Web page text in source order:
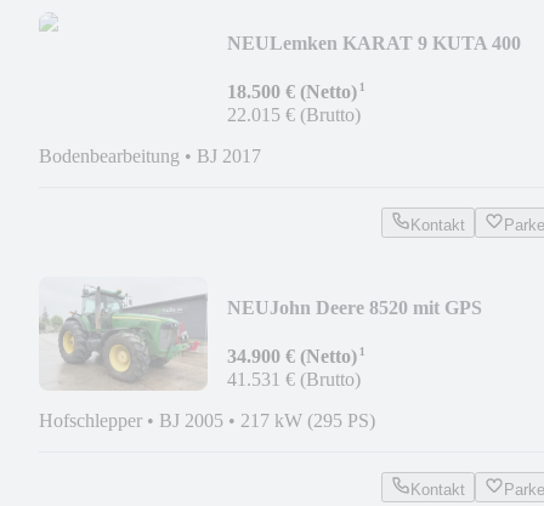
NEULemken KARAT 9 KUTA 400
18.500 € (Netto)¹
22.015 € (Brutto)
Bodenbearbeitung • BJ 2017
Kontakt
NEUJohn Deere 8520 mit GPS
34.900 € (Netto)¹
41.531 € (Brutto)
Hofschlepper • BJ 2005 • 217 kW (295 PS)
Kontakt